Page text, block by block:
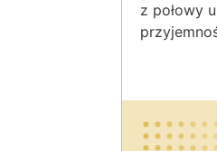
z połowy